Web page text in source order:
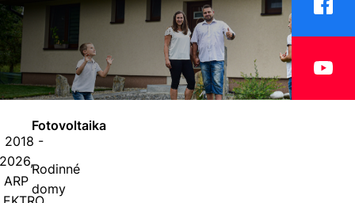
Fotovoltaika
Rodinné
domy
-
ARP